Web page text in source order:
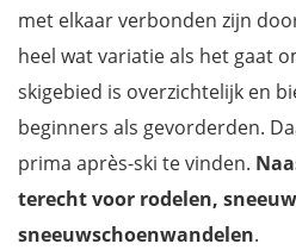
met elkaar verbonden zijn
heel wat variatie als het gaat
skigebied is overzichtelijk en
beginners als gevorderden.
prima après-ski te vinden.
terecht voor rodelen,
sneeuwschoenwandelen.